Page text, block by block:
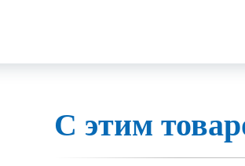
С этим